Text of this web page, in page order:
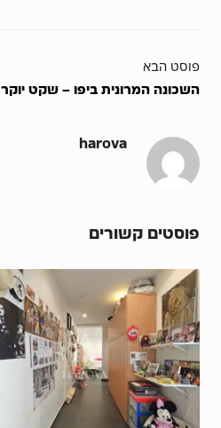
פוסט הבא
השכונה המרונית ביפו – שקט
harova
פוסטים קשורים